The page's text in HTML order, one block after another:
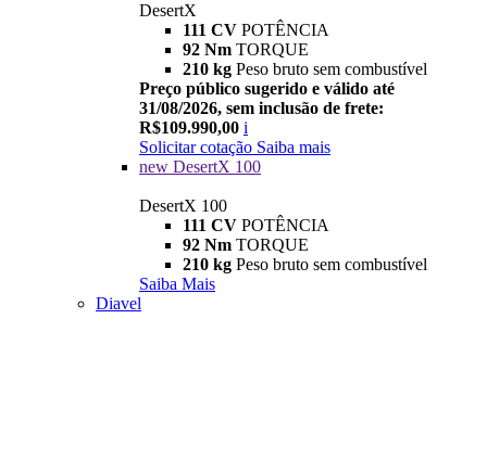
DesertX
111 CV POTÊNCIA
92 Nm TORQUE
210 kg Peso bruto sem combustível
Preço público sugerido e válido até
31/08/2026, sem inclusão de frete:
R$109.990,00 i
Solicitar cotação Saiba mais
new DesertX 100
DesertX 100
111 CV POTÊNCIA
92 Nm TORQUE
210 kg Peso bruto sem combustível
Saiba Mais
Diavel